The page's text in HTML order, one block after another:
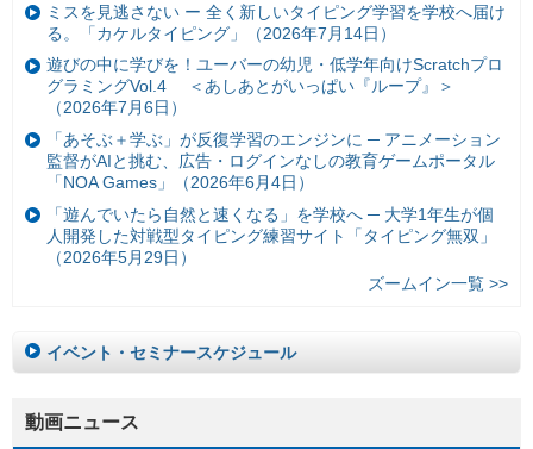
ミスを見逃さない ー 全く新しいタイピング学習を学校へ届け
る。「カケルタイピング」（2026年7月14日）
遊びの中に学びを！ユーバーの幼児・低学年向けScratchプロ
グラミングVol.4 ＜あしあとがいっぱい『ループ』＞
（2026年7月6日）
「あそぶ＋学ぶ」が反復学習のエンジンに ─ アニメーション
監督がAIと挑む、広告・ログインなしの教育ゲームポータル
「NOA Games」（2026年6月4日）
「遊んでいたら自然と速くなる」を学校へ ─ 大学1年生が個
人開発した対戦型タイピング練習サイト「タイピング無双」
（2026年5月29日）
ズームイン一覧 >>
イベント・セミナースケジュール
動画ニュース